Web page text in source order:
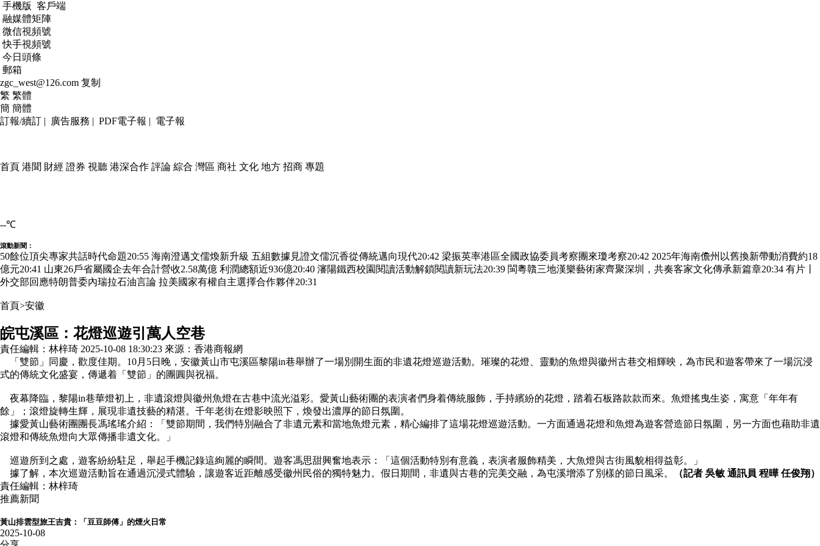
手機版 客戶端
融媒體矩陣
微信視頻號
快手視頻號
今日頭條
郵箱
zgc_west@126.com 复制
繁 繁體
簡 簡體
訂報/續訂 | 廣告服務 | PDF電子報 | 電子報
首頁 港聞 財經 證券 視聽 港深合作 評論 綜合 灣區 商社 文化 地方 招商 專題
--℃
滾動新聞：
50餘位頂尖專家共話時代命題20:55 海南澄邁文儒煥新升級 五組數據見證文儒沉香從傳統邁向現代20:42 梁振英率港區全國政協委員考察團來瓊考察20:42 2025年海南儋州以舊換新帶動消費約18
億元20:41 山東26戶省屬國企去年合計營收2.58萬億 利潤總額近936億20:40 瀋陽鐵西校園閱讀活動解鎖閱讀新玩法20:39 閩粵贛三地漢樂藝術家齊聚深圳，共奏客家文化傳承新篇章20:34 有片丨
外交部回應特朗普委內瑞拉石油言論 拉美國家有權自主選擇合作夥伴20:31
首頁>安徽
皖屯溪區：花燈巡遊引萬人空巷
責任編輯： 林梓琦 2025-10-08 18:30:23 來源： 香港商報網
「雙節」同慶，歡度佳期。10月5日晚，安徽黃山市屯溪區黎陽in巷舉辦了一場別開生面的非遺花燈巡遊活動。璀璨的花燈、靈動的魚燈與徽州古巷交相輝映，為市民和遊客帶來了一場沉浸
式的傳統文化盛宴，傳遞着「雙節」的團圓與祝福。
夜幕降臨，黎陽in巷華燈初上，非遺滾燈與徽州魚燈在古巷中流光溢彩。愛黃山藝術團的表演者們身着傳統服飾，手持繽紛的花燈，踏着石板路款款而來。魚燈搖曳生姿，寓意「年年有
餘」；滾燈旋轉生輝，展現非遺技藝的精湛。千年老街在燈影映照下，煥發出濃厚的節日氛圍。
據愛黃山藝術團團長馮瑤瑤介紹：「雙節期間，我們特別融合了非遺元素和當地魚燈元素，精心編排了這場花燈巡遊活動。一方面通過花燈和魚燈為遊客營造節日氛圍，另一方面也藉助非遺
滾燈和傳統魚燈向大眾傳播非遺文化。」
巡遊所到之處，遊客紛紛駐足，舉起手機記錄這絢麗的瞬間。遊客馮思甜興奮地表示：「這個活動特別有意義，表演者服飾精美，大魚燈與古街風貌相得益彰。」
據了解，本次巡遊活動旨在通過沉浸式體驗，讓遊客近距離感受徽州民俗的獨特魅力。假日期間，非遺與古巷的完美交融，為屯溪增添了別樣的節日風采。
（記者 吳敏 通訊員 程曄 任俊翔）
責任編輯： 林梓琦
推薦新聞
黃山排雲型旅王吉貴：「豆豆師傅」的煙火日常
2025-10-08